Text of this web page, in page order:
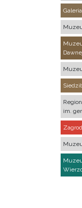
im.